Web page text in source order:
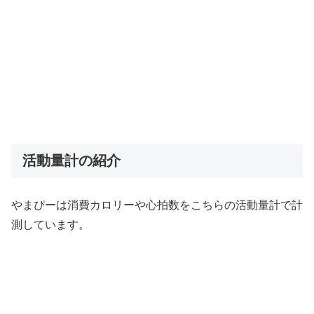
活動量計の紹介
やまぴーは消費カロリーや心拍数をこちらの活動量計で計
測しています。